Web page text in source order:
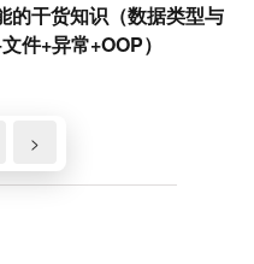
干货知识（数据类型与
件+异常+OOP）
>